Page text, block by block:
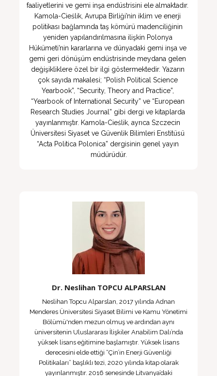
faaliyetlerini ve gemi inşa endüstrisini ele almaktadır.
Kamola-Cieślik, Avrupa Birliği’nin iklim ve enerji
politikası bağlamında taş kömürü madenciliğinin
yeniden yapılandırılmasına ilişkin Polonya
Hükümeti’nin kararlarına ve dünyadaki gemi inşa ve
gemi geri dönüşüm endüstrisinde meydana gelen
değişikliklere özel bir ilgi göstermektedir. Yazarın
çok sayıda makalesi; “Polish Political Science
Yearbook”, “Security, Theory and Practice”,
“Yearbook of International Security” ve “European
Research Studies Journal” gibi dergi ve kitaplarda
yayınlanmıştır. Kamola-Cieślik, ayrıca Szczecin
Üniversitesi Siyaset ve Güvenlik Bilimleri Enstitüsü
“Acta Politica Polonica” dergisinin genel yayın
müdürüdür.
Dr. Neslihan TOPCU ALPARSLAN
Neslihan Topcu Alparslan, 2017 yılında Adnan
Menderes Üniversitesi Siyaset Bilimi ve Kamu Yönetimi
Bölümü'nden mezun olmuş ve ardından aynı
üniversitenin Uluslararası İlişkiler Anabilim Dalı’nda
yüksek lisans eğitimine başlamıştır. Yüksek lisans
derecesini elde ettiği “Çin’in Enerji Güvenliği
Politikaları” başlıklı tezi, 2020 yılında kitap olarak
yayınlanmıştır. 2016 senesinde Litvanya’daki